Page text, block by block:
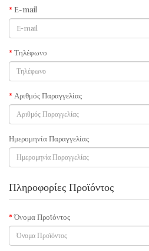
E-mail
Τηλέφωνο
Αριθμός Παραγγελίας
Ημερομηνία Παραγγελίας
Πληροφορίες Προϊόντος
Όνομα Προϊόντος